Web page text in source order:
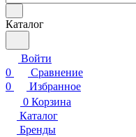
Каталог
Войти
0
Сравнение
0
Избранное
0 Корзина
Каталог
Бренды